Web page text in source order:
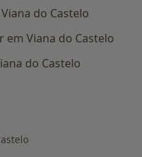
do Castelo
em Viana do Castelo
do Castelo